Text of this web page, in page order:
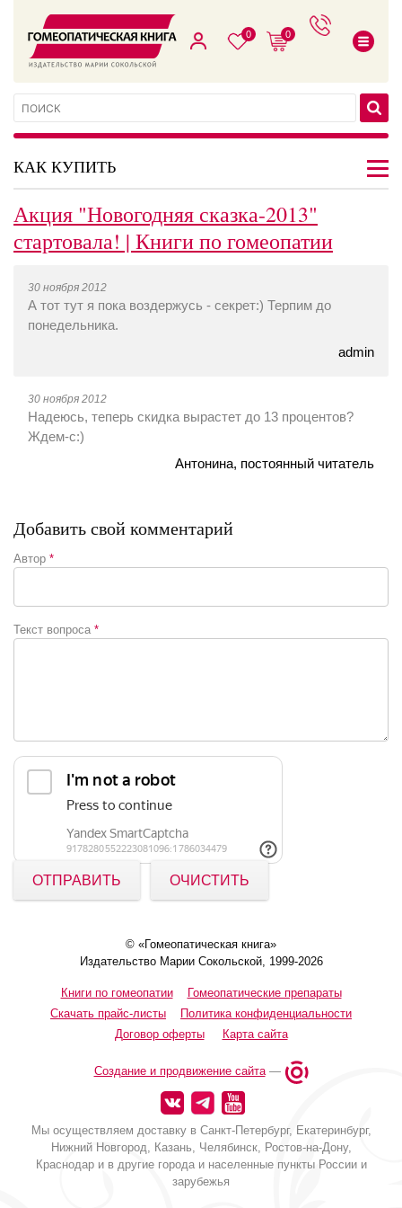
0 0
КАК КУПИТЬ
Акция "Новогодняя сказка-2013"
стартовала! | Книги по гомеопатии
30 ноября 2012
А тот тут я пока воздержусь - секрет:) Терпим до
понедельника.
admin
30 ноября 2012
Надеюсь, теперь скидка вырастет до 13 процентов?
Ждем-с:)
Антонина, постоянный читатель
Добавить свой комментарий
Автор *
Текст вопроса *
ОТПРАВИТЬ ОЧИСТИТЬ
© «Гомеопатическая книга»
Издательство Марии Сокольской, 1999-2026
Книги по гомеопатии
Гомеопатические препараты
Скачать прайс-листы
Политика конфиденциальности
Договор оферты
Карта сайта
Создание и продвижение сайта—
Мы осуществляем доставку в Санкт-Петербург, Екатеринбург,
Нижний Новгород, Казань, Челябинск, Ростов-на-Дону,
Краснодар и в другие города и населенные пункты России и
зарубежья